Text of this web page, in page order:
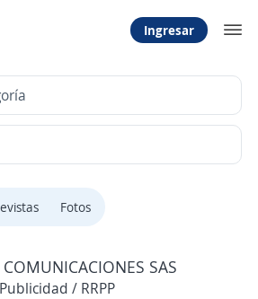
Ingresar
Fotos
SAS
Publicidad / RRPP